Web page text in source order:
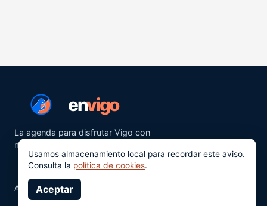
envigo
La agenda para disfrutar Vigo con
más ganas.
Aviso legalPrivacidad
Usamos almacenamiento local para recordar este aviso.
Consulta la política de cookies.
Aceptar